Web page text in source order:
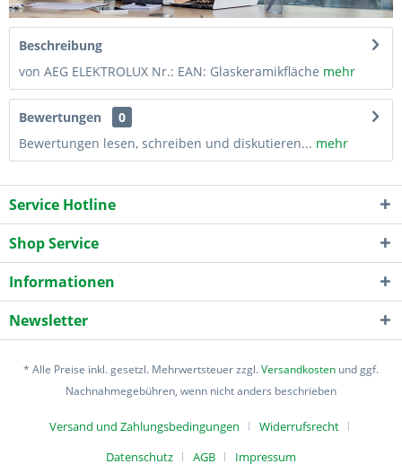
Beschreibung
von AEG ELEKTROLUX Nr.: EAN: Glaskeramikfläche mehr
Bewertungen
0
Bewertungen lesen, schreiben und diskutieren... mehr
Service Hotline
Shop Service
Informationen
Newsletter
* Alle Preise inkl. gesetzl. Mehrwertsteuer zzgl.Versandkosten und ggf.
Nachnahmegebühren, wenn nicht anders beschrieben
Versand und Zahlungsbedingungen
Widerrufsrecht
Datenschutz
AGB Impressum